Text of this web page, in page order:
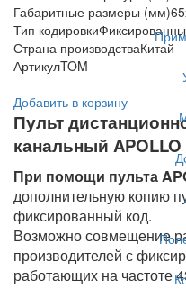
Габаритные размеры (мм)
Тип кодировки
Страна производстваКитай
АртикулTOM
Добавить в корзину
Пульт
канальный APOLLO
При помощи пульта
дополнительную копию
фиксированный код.
Возможно совмещение
производителей с
работающих на частоте